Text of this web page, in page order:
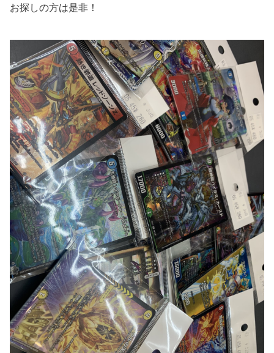
お探しの方は是非！